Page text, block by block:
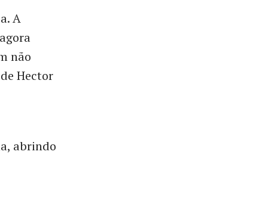
A
não
Hector
abrindo